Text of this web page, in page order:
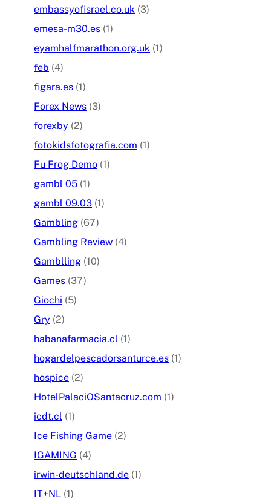
embassyofisrael.co.uk (3)
emesa-m30.es (1)
eyamhalfmarathon.org.uk (1)
feb (4)
figara.es (1)
Forex News (3)
forexby (2)
fotokidsfotografia.com (1)
Fu Frog Demo (1)
gambl 05 (1)
gambl 09.03 (1)
Gambling (67)
Gambling Review (4)
Gamblling (10)
Games (37)
Giochi (5)
Gry (2)
habanafarmacia.cl (1)
hogardelpescadorsanturce.es (1)
hospice (2)
HotelPalaciOSantacruz.com (1)
icdt.cl (1)
Ice Fishing Game (2)
IGAMING (4)
irwin-deutschland.de (1)
IT+NL (1)